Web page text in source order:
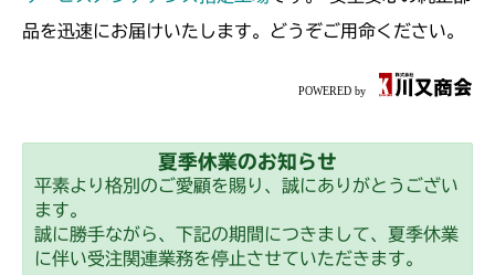
品を迅速にお届けいたします。どうぞご用命ください。
夏季休業のお知らせ
平素より格別のご愛顧を賜り、誠にありがとうござい
ます。
誠に勝手ながら、下記の期間につきまして、夏季休業
に伴い受注関連業務を停止させていただきます。